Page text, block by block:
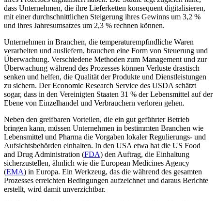
dass Unternehmen, die ihre Lieferketten konsequent digitalisieren,
mit einer durchschnittlichen Steigerung ihres Gewinns um 3,2 %
und ihres Jahresumsatzes um 2,3 % rechnen können.
Unternehmen in Branchen, die temperaturempfindliche Waren
verarbeiten und ausliefern, brauchen eine Form von Steuerung und
Überwachung. Verschiedene Methoden zum Management und zur
Überwachung während des Prozesses können Verluste drastisch
senken und helfen, die Qualität der Produkte und Dienstleistungen
zu sichern. Der Economic Research Service des USDA schätzt
sogar, dass in den Vereinigten Staaten 31 % der Lebensmittel auf der
Ebene von Einzelhandel und Verbrauchern verloren gehen.
Neben den greifbaren Vorteilen, die ein gut geführter Betrieb
bringen kann, müssen Unternehmen in bestimmten Branchen wie
Lebensmittel und Pharma die Vorgaben lokaler Regulierungs- und
Aufsichtsbehörden einhalten. In den USA etwa hat die US Food
and Drug Administration (FDA) den Auftrag, die Einhaltung
sicherzustellen, ähnlich wie die European Medicines Agency
(EMA) in Europa. Ein Werkzeug, das die während des gesamten
Prozesses erreichten Bedingungen aufzeichnet und daraus Berichte
erstellt, wird damit unverzichtbar.